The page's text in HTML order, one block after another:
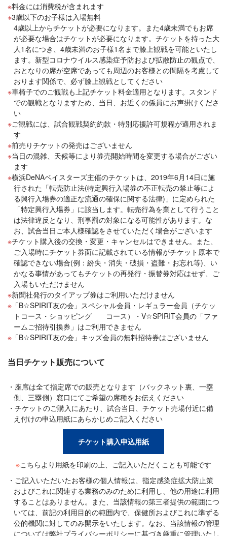
料金には消費税が含まれます
3歳以下のお子様は入場無料
4歳以上からチケットが必要になります。また4歳未満でもお席
が必要な場合はチケットが必要になります。チケットを持った大
人1名につき、4歳未満のお子様1名まで膝上観戦を可能といたし
ます。新型コロナウイルス感染症予防および拡散防止の観点で、
おとなりの席が空席であっても周辺のお客様との間隔を考慮して
おります関係で、必ず膝上観戦としてください
車椅子でのご観戦も上記チケット料金適用となります。スタンド
での観戦となりますため、当日、お近くの係員にお声掛けくださ
い
ご観戦には、試合観戦契約約款・特別応援許可規程が適用されま
す
前売りチケットの発売はございません
当日の混雑、天候等により券売開始時間を変更する場合がござい
ます
横浜DeNAベイスターズ主催のチケットは、2019年6月14日に施
行された「転売防止法(特定興行入場券の不正転売の禁止等によ
る興行入場券の適正な流通の確保に関する法律)」に定められた
「特定興行入場券」に該当します。転売行為を業として行うこと
は法律違反となり、刑事罰の対象になる可能性があります。な
お、試合当日ご本人様確認をさせていただく場合がございます
チケット購入後の交換・変更・キャンセルはできません。また、
ご入場時にチケット券面に記載されている情報がチケット原本で
確認できない場合(例：紛失・消失・破損・盗難・お忘れ等)、い
かなる事情があってもチケットの再発行・振替券対応はせず、ご
入場もいただけません
新聞社発行のタイアップ券はご利用いただけません
「B☆SPIRIT友の会」スペシャル会員・レギュラー会員（チケッ
トコース・ショッピング コース）・V☆SPIRIT会員の「ファ
ームご招待引換券」はご利用できません
「B☆SPIRIT友の会」キッズ会員の無料招待券はございません
当日チケット販売について
座席は全て指定席での販売となります（バックネット裏、一塁
側、三塁側）窓口にてご希望の席種をお伝えください
チケットのご購入にあたり、試合当日、チケット売場付近に備
え付けの申込用紙にあらかじめご記入ください
チケット購入申込用紙
※こちらより用紙を印刷の上、ご記入いただくことも可能です
ご記入いただいたお客様の個人情報は、指定感染症拡大防止策
およびこれに関連する業務のみのために利用し、他の用途に利用
することはありません。また、当該情報の第三者提供の範囲につ
いては、前記の利用目的の範囲内で、保健所およびこれに準ずる
公的機関に対してのみ開示をいたします。なお、当該情報の管理
については弊社プライバシーポリシーに基づき厳重に管理いたし